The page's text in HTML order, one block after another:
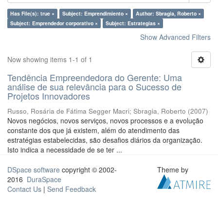
Has File(s): true × Subject: Emprendimiento ×
Author: Sbragia, Roberto ×
Subject: Emprendedor corporativo ×
Subject: Estrategias ×
Show Advanced Filters
Now showing items 1-1 of 1
Tendência Empreendedora do Gerente: Uma
análise de sua relevância para o Sucesso de
Projetos Innovadores
Russo, Rosária de Fátima Segger Macri; Sbragia, Roberto (2007)
Novos negócios, novos serviços, novos processos e a evolução
constante dos que já existem, além do atendimento das
estratégias estabelecidas, são desafios diários da organização.
Isto indica a necessidade de se ter ...
DSpace software copyright © 2002-
2016 DuraSpace
Contact Us | Send Feedback
Theme by